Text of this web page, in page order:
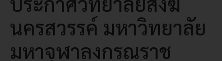
นครสวรรค์ มหาวิทยาลัย
มหาจุฬาลงกรณราช